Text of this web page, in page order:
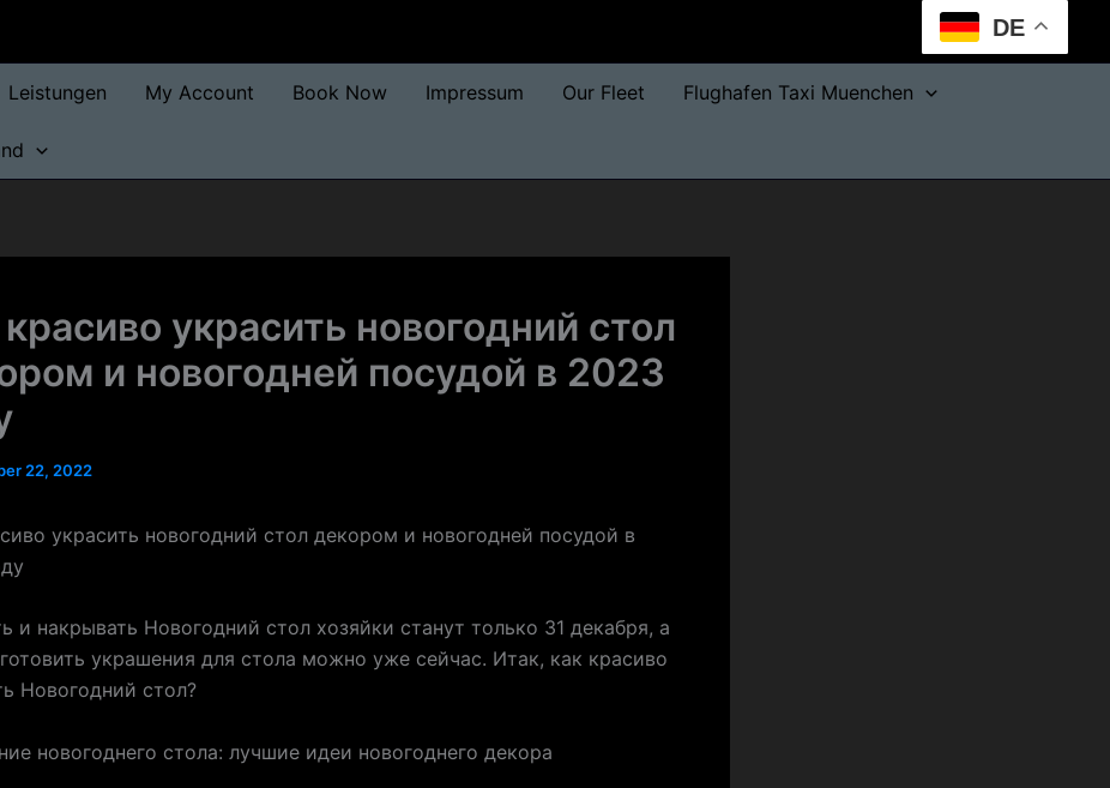
DE
Leistungen My Account Book Now Impressum Our Fleet Flughafen Taxi Muenchen
украсить новогодний стол
и новогодней посудой в 2023
22, 2022
украсить новогодний стол декором и новогодней посудой в
и накрывать Новогодний стол хозяйки станут только 31 декабря, а
украшения для стола можно уже сейчас. Итак, как красиво
Новогодний стол?
новогоднего стола: лучшие идеи новогоднего декора